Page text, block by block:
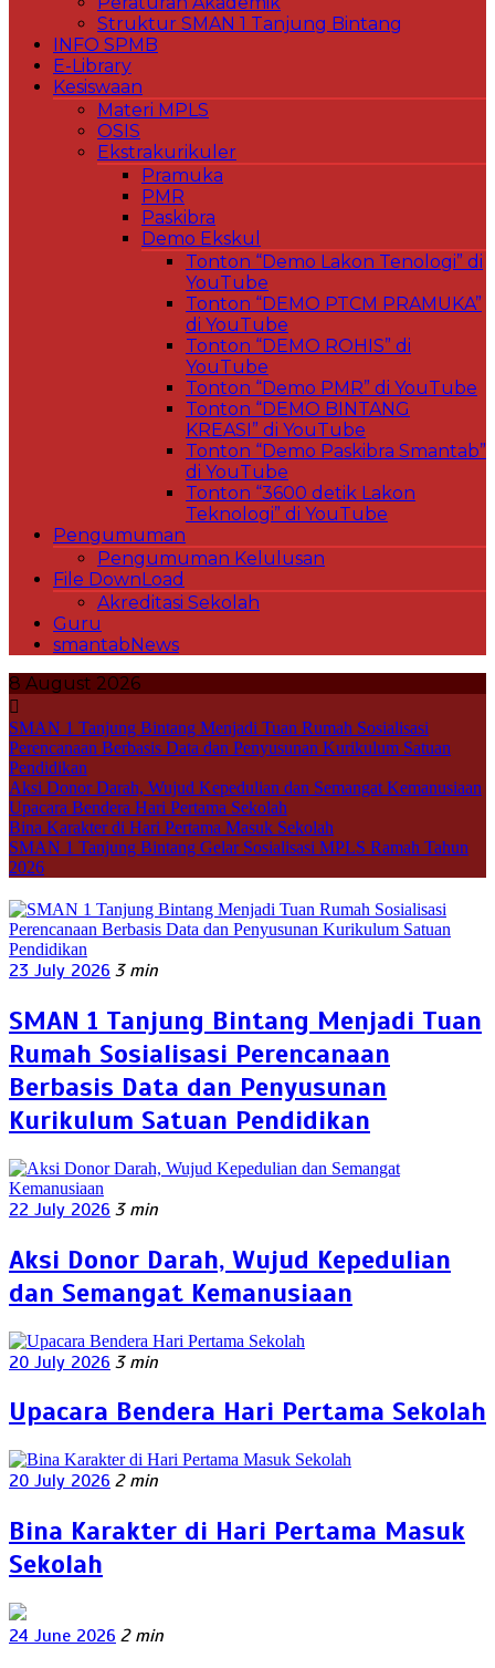
Struktur SMAN 1 Tanjung Bintang
INFO SPMB
E-Library
Kesiswaan
Materi MPLS
OSIS
Ekstrakurikuler
Pramuka
PMR
Paskibra
Demo Ekskul
Tonton “Demo Lakon Tenologi” di
YouTube
Tonton “DEMO PTCM PRAMUKA”
di YouTube
Tonton “DEMO ROHIS” di
YouTube
Tonton “Demo PMR” di YouTube
Tonton “DEMO BINTANG
KREASI” di YouTube
Tonton “Demo Paskibra Smantab”
di YouTube
Tonton “3600 detik Lakon
Teknologi” di YouTube
Pengumuman
Pengumuman Kelulusan
File DownLoad
Akreditasi Sekolah
Guru
smantabNews
8 August 2026
SMAN 1 Tanjung Bintang Menjadi Tuan Rumah Sosialisasi
Perencanaan Berbasis Data dan Penyusunan Kurikulum Satuan
Pendidikan
Aksi Donor Darah, Wujud Kepedulian dan Semangat Kemanusiaan
Upacara Bendera Hari Pertama Sekolah
Bina Karakter di Hari Pertama Masuk Sekolah
SMAN 1 Tanjung Bintang Gelar Sosialisasi MPLS Ramah Tahun
2026
23 July 2026 3 min
SMAN 1 Tanjung Bintang Menjadi Tuan
Rumah Sosialisasi Perencanaan
Berbasis Data dan Penyusunan
Kurikulum Satuan Pendidikan
22 July 2026 3 min
Aksi Donor Darah, Wujud Kepedulian
dan Semangat Kemanusiaan
20 July 2026 3 min
Upacara Bendera Hari Pertama Sekolah
20 July 2026 2 min
Bina Karakter di Hari Pertama Masuk
Sekolah
24 June 2026 2 min